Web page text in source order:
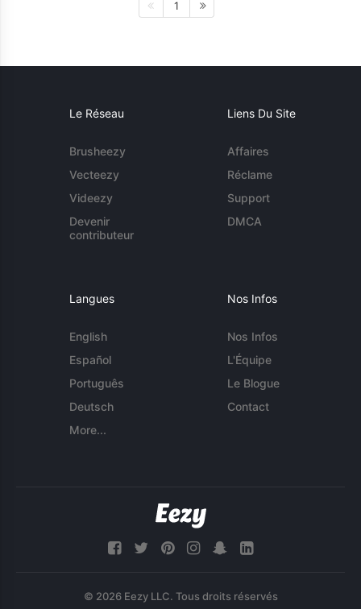
1
Le Réseau
Brusheezy
Vecteezy
Videezy
Devenir
contributeur
Liens Du Site
Affaires
Réclame
Support
DMCA
Langues
English
Español
Português
Deutsch
More...
Nos Infos
Nos Infos
L'Équipe
Le Blogue
Contact
© 2026 Eezy LLC. Tous droits réservés